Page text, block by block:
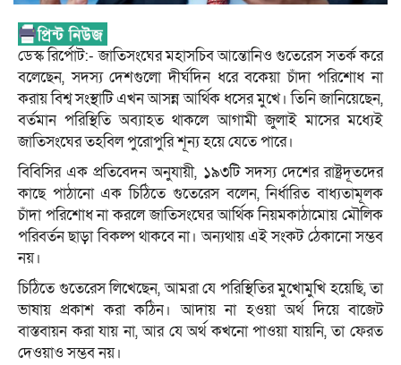
ডেস্ক রির্পোট:- জাতিসংঘের মহাসচিব আন্তোনিও গুতেরেস সতর্ক করে
বলেছেন, সদস্য দেশগুলো দীর্ঘদিন ধরে বকেয়া চাঁদা পরিশোধ না
করায় বিশ্ব সংস্থাটি এখন আসন্ন আর্থিক ধসের মুখে। তিনি জানিয়েছেন,
বর্তমান পরিস্থিতি অব্যাহত থাকলে আগামী জুলাই মাসের মধ্যেই
জাতিসংঘের তহবিল পুরোপুরি শূন্য হয়ে যেতে পারে।
বিবিসির এক প্রতিবেদন অনুযায়ী, ১৯৩টি সদস্য দেশের রাষ্ট্রদূতদের
কাছে পাঠানো এক চিঠিতে গুতেরেস বলেন, নির্ধারিত বাধ্যতামূলক
চাঁদা পরিশোধ না করলে জাতিসংঘের আর্থিক নিয়মকাঠামোয় মৌলিক
পরিবর্তন ছাড়া বিকল্প থাকবে না। অন্যথায় এই সংকট ঠেকানো সম্ভব
নয়।
চিঠিতে গুতেরেস লিখেছেন, আমরা যে পরিস্থিতির মুখোমুখি হয়েছি, তা
ভাষায় প্রকাশ করা কঠিন। আদায় না হওয়া অর্থ দিয়ে বাজেট
বাস্তবায়ন করা যায় না, আর যে অর্থ কখনো পাওয়া যায়নি, তা ফেরত
দেওয়াও সম্ভব নয়।